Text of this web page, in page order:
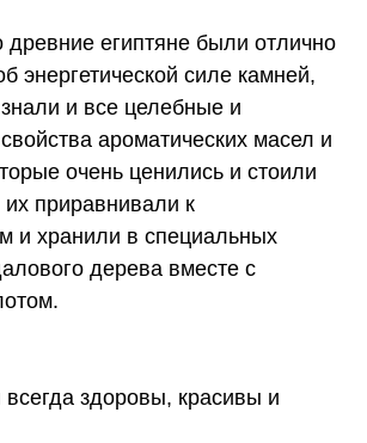
древние египтяне были отлично
энергетической силе камней,
и все целебные и
ароматических масел и
очень ценились и стоили
их приравнивали к
и хранили в специальных
дерева вместе с
здоровы, красивы и